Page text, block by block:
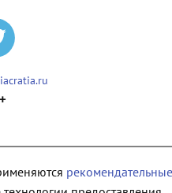
рекомендательные